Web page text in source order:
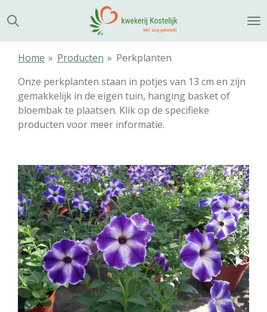
direct
naar
Home » Producten » Perkplanten
Onze perkplanten staan in potjes van 13 cm en zijn
gemakkelijk in de eigen tuin, hanging basket of
bloembak te plaatsen. Klik op de specifieke
producten voor meer informatie.